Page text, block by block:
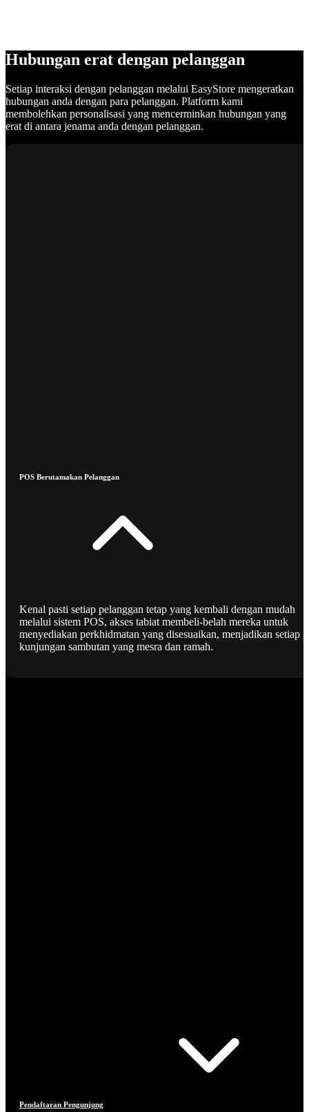
Hubungan erat dengan pelanggan
Setiap interaksi dengan pelanggan melalui EasyStore mengeratkan
hubungan anda dengan para pelanggan. Platform kami
membolehkan personalisasi yang mencerminkan hubungan yang
erat di antara jenama anda dengan pelanggan.
POS Berutamakan Pelanggan
Kenal pasti setiap pelanggan tetap yang kembali dengan mudah
melalui sistem POS, akses tabiat membeli-belah mereka untuk
menyediakan perkhidmatan yang disesuaikan, menjadikan setiap
kunjungan sambutan yang mesra dan ramah.
Pendaftaran Pengunjung